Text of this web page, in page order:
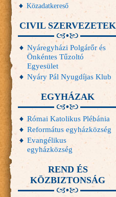
Közadatkereső
CIVIL SZERVEZETEK
Nyáregyházi Polgárőr és
Önkéntes Tűzoltó
Egyesület
Nyáry Pál Nyugdíjas Klub
EGYHÁZAK
Római Katolikus Plébánia
Református egyházközség
Evangélikus
egyházközség
REND ÉS
KÖZBIZTONSÁG